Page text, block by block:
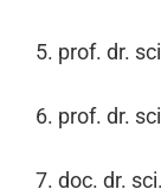
5. prof. dr.
6. prof. dr.
7. doc. dr.